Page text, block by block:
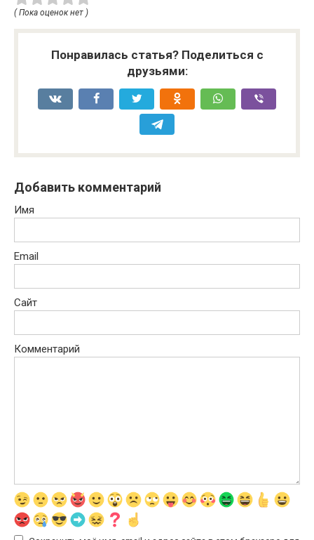
( Пока оценок нет )
Понравилась статья? Поделиться с
друзьями:
Добавить комментарий
Имя
Email
Сайт
Комментарий